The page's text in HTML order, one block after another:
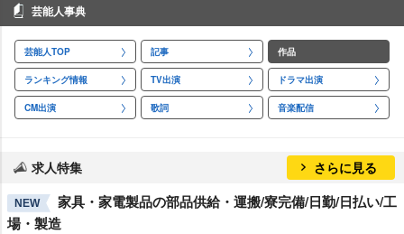
芸能人事典
芸能人TOP 記事 作品
ランキング情報 TV出演 ドラマ出演
CM出演 歌詞 音楽配信
求人特集 さらに見る
NEW
家具・家電製品の部品供給・運搬/寮完備/日勤/日払い/工
場・製造